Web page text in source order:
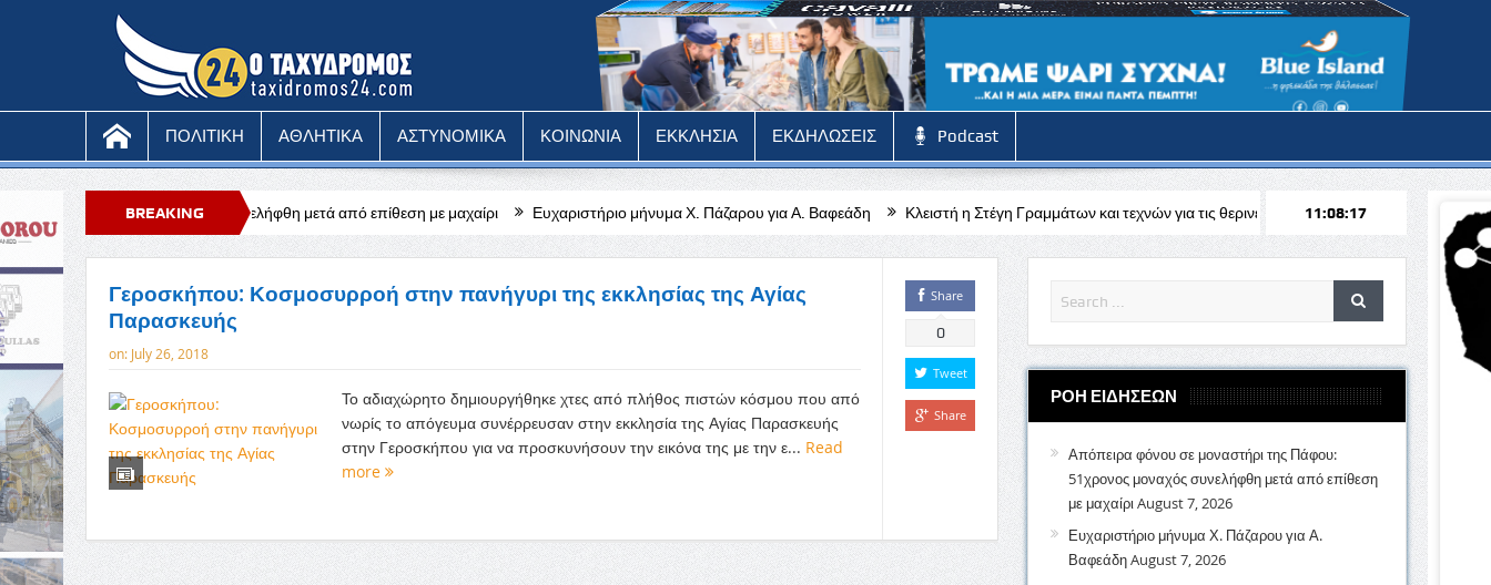
ΠΟΛΙΤΙΚΗ ΑΘΛΗΤΙΚΑ ΑΣΤΥΝΟΜΙΚΑ ΚΟΙΝΩΝΙΑ ΕΚΚΛΗΣΙΑ ΕΚΔΗΛΩΣΕΙΣ Podcast
BREAKING
NEWS
μοναχός συνελήφθη μετά από επίθεση με μαχαίρι Ευχαριστήριο μήνυμα Χ. Πάζαρου για Α. Βαφεάδη Κλειστή η Στέγη Γραμμάτων και τεχνών για τις θερινές διακοπές Απόπειρα φόνου στην Πάφο:
11:08:19
Γεροσκήπου: Κοσμοσυρροή στην πανήγυρι της εκκλησίας της Αγίας
Παρασκευής
on: July 26, 2018
Το αδιαχώρητο δημιουργήθηκε χτες από πλήθος πιστών κόσμου που από
νωρίς το απόγευμα συνέρρευσαν στην εκκλησία της Αγίας Παρασκευής
στην Γεροσκήπου για να προσκυνήσουν την εικόνα της με την ε... Read
more
Share
0
Tweet
Share
ΡΟΗ ΕΙΔΗΣΕΩΝ
Απόπειρα φόνου σε μοναστήρι της Πάφου:
51χρονος μοναχός συνελήφθη μετά από επίθεση
με μαχαίριAugust 7, 2026
Ευχαριστήριο μήνυμα Χ. Πάζαρου για Α.
ΒαφεάδηAugust 7, 2026